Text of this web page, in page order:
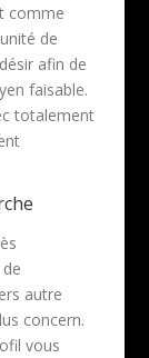
comme
de
afin de
faisable.
totalement
autre
concern.
vous